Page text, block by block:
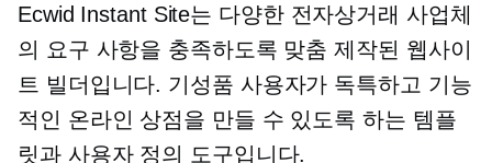
Ecwid Instant Site는 다양한 전자상거래 사업체
의 요구 사항을 충족하도록 맞춤 제작된 웹사이
트 빌더입니다. 기성품 사용자가 독특하고 기능
적인 온라인 상점을 만들 수 있도록 하는 템플
릿과 사용자 정의 도구입니다.